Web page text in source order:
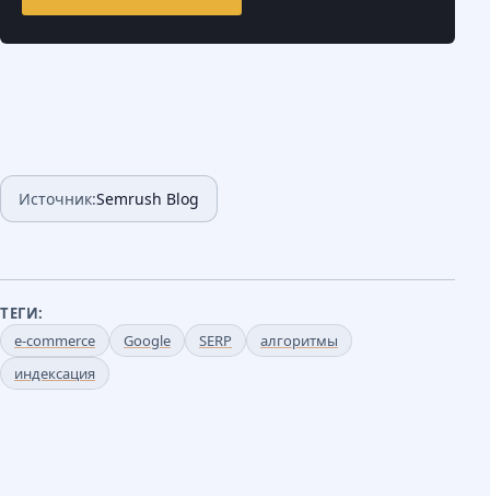
Источник:Semrush Blog
ТЕГИ:
e-commerce
Google SERP
алгоритмы
индексация